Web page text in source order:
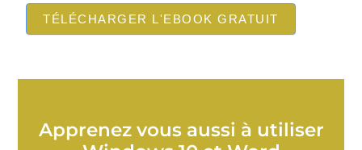
TÉLÉCHARGER L'EBOOK GRATUIT
Apprenez vous aussi à utiliser